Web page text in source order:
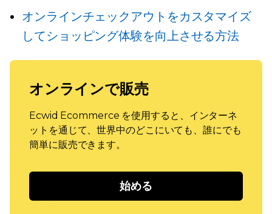
オンラインチェックアウトをカスタマイズ
してショッピング体験を向上させる方法
オンラインで販売
Ecwid Ecommerce を使用すると、インターネ
ットを通じて、世界中のどこにいても、誰にでも
簡単に販売できます。
始める